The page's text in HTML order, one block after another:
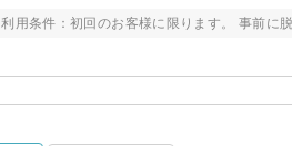
利用条件：初回のお客様に限ります。 事前に